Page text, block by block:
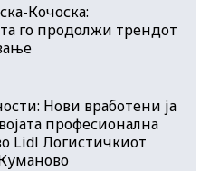
Кочоска:
го продолжи трендот
Нови вработени ја
професионална
Lidl Логистичкиот